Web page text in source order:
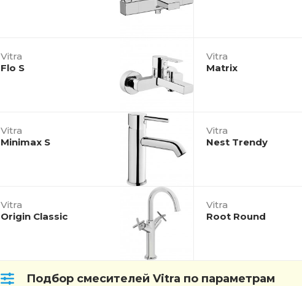
Vitra
Flo S
Vitra
Matrix
Vitra
Minimax S
Vitra
Nest Trendy
Vitra
Origin Classic
Vitra
Root Round
Подбор смесителей Vitra по параметрам